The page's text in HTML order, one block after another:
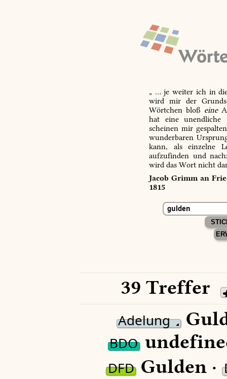
„ … je weiter ich in
wird mir der
Wörtchen bloß eine
hat eine unendliche
scheinen mir
wunderbaren
kann, als einzelne
aufzufinden und
wird das Wort nicht
Jacob Grimm an
1815
39 Treffer
Adelung
BDO
DFDGulden ·